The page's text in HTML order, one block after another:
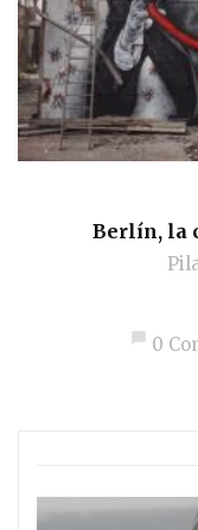
Berlín, la
chat_bubble 0